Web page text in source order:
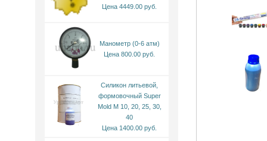
Цена 4449.00 руб.
Манометр (0-6 атм)
Цена 800.00 руб.
Силикон литьевой,
формовочный Super
Mold M 10, 20, 25, 30,
40
Цена 1400.00 руб.